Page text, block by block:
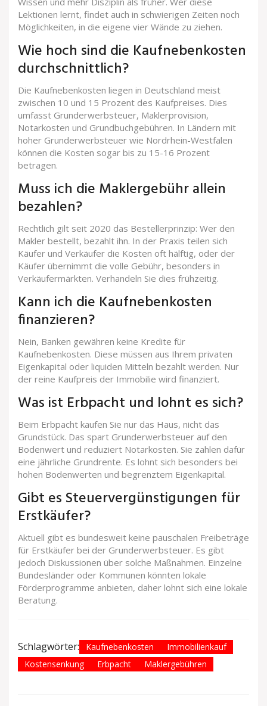
Lektionen lernt, findet auch in schwierigen Zeiten noch
Möglichkeiten, in die eigene vier Wände zu ziehen.
Wie hoch sind die Kaufnebenkosten
durchschnittlich?
Die Kaufnebenkosten liegen in Deutschland meist
zwischen 10 und 15 Prozent des Kaufpreises. Dies
umfasst Grunderwerbsteuer, Maklerprovision,
Notarkosten und Grundbuchgebühren. In Ländern mit
hoher Grunderwerbsteuer wie Nordrhein-Westfalen
können die Kosten sogar bis zu 15-16 Prozent
betragen.
Muss ich die Maklergebühr allein
bezahlen?
Rechtlich gilt seit 2020 das Bestellerprinzip: Wer den
Makler bestellt, bezahlt ihn. In der Praxis teilen sich
Käufer und Verkäufer die Kosten oft hälftig, oder der
Käufer übernimmt die volle Gebühr, besonders in
Verkäufermärkten. Verhandeln Sie dies frühzeitig.
Kann ich die Kaufnebenkosten
finanzieren?
Nein, Banken gewähren keine Kredite für
Kaufnebenkosten. Diese müssen aus Ihrem privaten
Eigenkapital oder liquiden Mitteln bezahlt werden. Nur
der reine Kaufpreis der Immobilie wird finanziert.
Was ist Erbpacht und lohnt es sich?
Beim Erbpacht kaufen Sie nur das Haus, nicht das
Grundstück. Das spart Grunderwerbsteuer auf den
Bodenwert und reduziert Notarkosten. Sie zahlen dafür
eine jährliche Grundrente. Es lohnt sich besonders bei
hohen Bodenwerten und begrenztem Eigenkapital.
Gibt es Steuervergünstigungen für
Erstkäufer?
Aktuell gibt es bundesweit keine pauschalen Freibeträge
für Erstkäufer bei der Grunderwerbsteuer. Es gibt
jedoch Diskussionen über solche Maßnahmen. Einzelne
Bundesländer oder Kommunen könnten lokale
Förderprogramme anbieten, daher lohnt sich eine lokale
Beratung.
Schlagwörter: Kaufnebenkosten
Immobilienkauf
Kostensenkung
Erbpacht Maklergebühren